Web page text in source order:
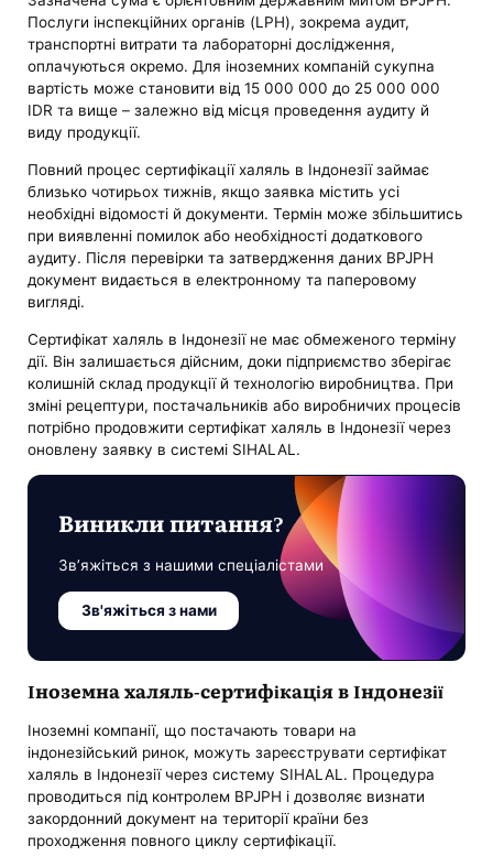
Послуги інспекційних органів (LPH), зокрема аудит,
транспортні витрати та лабораторні дослідження,
оплачуються окремо. Для іноземних компаній сукупна
вартість може становити від 15 000 000 до 25 000 000
IDR та вище – залежно від місця проведення аудиту й
виду продукції.
Повний процес сертифікації халяль в Індонезії займає
близько чотирьох тижнів, якщо заявка містить усі
необхідні відомості й документи. Термін може збільшитись
при виявленні помилок або необхідності додаткового
аудиту. Після перевірки та затвердження даних BPJPH
документ видається в електронному та паперовому
вигляді.
Сертифікат халяль в Індонезії не має обмеженого терміну
дії. Він залишається дійсним, доки підприємство зберігає
колишній склад продукції й технологію виробництва. При
зміні рецептури, постачальників або виробничих процесів
потрібно продовжити сертифікат халяль в Індонезії через
оновлену заявку в системі SIHALAL.
Виникли питання?
Зв’яжіться з нашими спеціалістами
Зв'яжіться з нами
Іноземна халяль-сертифікація в Індонезії
Іноземні компанії, що постачають товари на
індонезійський ринок, можуть зареєструвати сертифікат
халяль в Індонезії через систему SIHALAL. Процедура
проводиться під контролем BPJPH і дозволяє визнати
закордонний документ на території країни без
проходження повного циклу сертифікації.